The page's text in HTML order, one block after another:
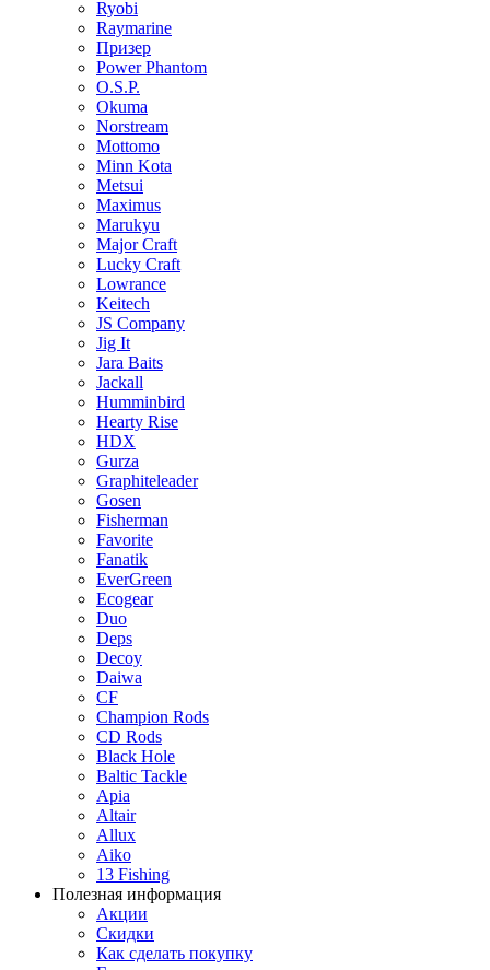
Ryobi
Raymarine
Призер
Power Phantom
O.S.P.
Okuma
Norstream
Mottomo
Minn Kota
Metsui
Maximus
Marukyu
Major Craft
Lucky Craft
Lowrance
Keitech
JS Company
Jig It
Jara Baits
Jackall
Humminbird
Hearty Rise
HDX
Gurza
Graphiteleader
Gosen
Fisherman
Favorite
Fanatik
EverGreen
Ecogear
Duo
Deps
Decoy
Daiwa
CF
Champion Rods
CD Rods
Black Hole
Baltic Tackle
Apia
Altair
Allux
Aiko
13 Fishing
Полезная информация
Акции
Скидки
Как сделать покупку